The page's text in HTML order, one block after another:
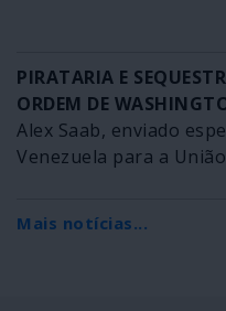
PIRATARIA E
ORDEM DE
Alex Saab, enviado
Venezuela para a
Mais notícias...